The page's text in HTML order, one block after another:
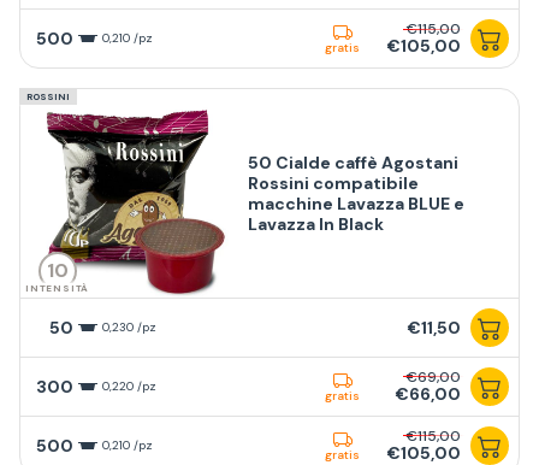
500 0,210 /pz
gratis
€115,00
€105,00
ROSSINI
10
INTENSITÀ
50 Cialde caffè Agostani
Rossini compatibile
macchine Lavazza BLUE e
Lavazza In Black
50 0,230 /pz €11,50
300 0,220 /pz
gratis
€69,00
€66,00
500 0,210 /pz
gratis
€115,00
€105,00